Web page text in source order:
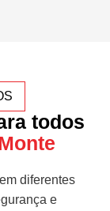
todos
diferentes
e